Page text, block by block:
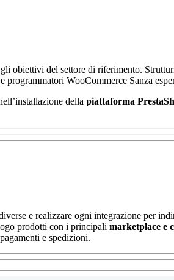
obiettivi del settore di riferimento.
WooCommerce Sanza
della piattaforma
e realizzare ogni integrazione per
prodotti con i principali marketplace e
e spedizioni.